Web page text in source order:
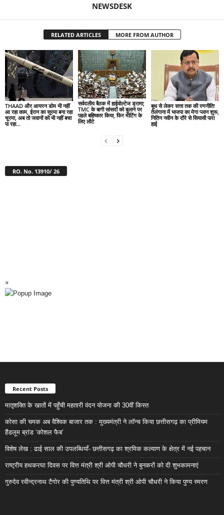
NEWSDESK
RELATED ARTICLES MORE FROM AUTHOR
THAAD और आयरन डोम भी नहीं
आ रहा काम, ईरान का सूरमा बना रहा
चूरमा, अब तो जवानों को भी नहीं बचा
पा रहा...
सर्वदलीय बैठक में हाईवोल्टेज ड्रामा;
TMC के बागी सांसदों को बुलाने पर
पहले बहिष्कार किया, फिर मीटिंग के
लिए लौटे
बूथ से लेकर सत्ता तक की रणनीति!
तेलंगाना में भाजपा का मेगा प्लान शुरू,
नितिन नवीन के दौरे से सियासी पारा
हाई
RO. No. 13910/ 26
×
Recent Posts
मातृशक्ति के खातों में पहुँची महतारी वंदन योजना की 30वीं किस्त
कोसा की चमक अब वैश्विक बाजार तक : मुख्यमंत्री ने लॉन्च किया छत्तीसगढ़ का प्रीमियम
हैंडलूम ब्रांड ‘कोशल फैब’
विशेष लेख : ढाई साल की उपलब्धियाँ- छत्तीसगढ़ का श्रमिक कल्याण के क्षेत्र में नई पहचान
राष्ट्रीय हथकरघा दिवस पर वित्त मंत्री श्री ओपी चौधरी ने बुनकरों को दी शुभकामनाएं
गुरुदेव रवीन्द्रनाथ टैगोर की पुण्यतिथि पर वित्त मंत्री श्री ओपी चौधरी ने किया पुण्य स्मरण